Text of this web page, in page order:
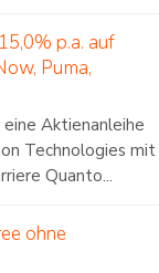
p.a. auf
Puma,
Aktienanleihe
Technologies mit
Quanto...
ohne